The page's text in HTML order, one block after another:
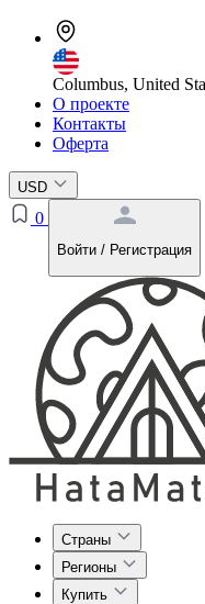
Columbus, United
О проекте
Контакты
Оферта
USD
0
Войти / Регистрация
Страны
Регионы
Купить